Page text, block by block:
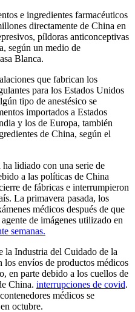
e ingredientes farmacéuticos
directamente de China en
píldoras anticonceptivas
según un medio de
Blanca.
que fabrican los
para los Estados Unidos
tipo de anestésico se
importados a Estados
y los de Europa, también
de China, según el
lidiado con una serie de
a las políticas de China
de fábricas e interrumpieron
La primavera pasada, los
médicos después de que
de imágenes utilizado en
semanas.
la Industria del Cuidado de la
los envíos de productos médicos
en parte debido a los cuellos de
China. interrupciones de covid.
médicos se
octubre.